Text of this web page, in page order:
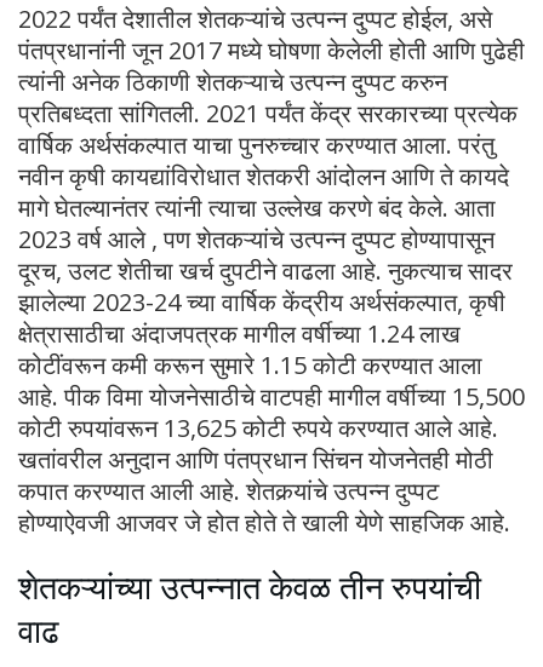
2022 पर्यंत देशातील शेतकऱ्यांचे उत्पन्न दुप्पट होईल, असे
पंतप्रधानांनी जून 2017 मध्ये घोषणा केलेली होती आणि पुढेही
त्यांनी अनेक ठिकाणी शेतकऱ्याचे उत्पन्न दुप्पट करुन
प्रतिबध्दता सांगितली. 2021 पर्यंत केंद्र सरकारच्या प्रत्येक
वार्षिक अर्थसंकल्पात याचा पुनरुच्चार करण्यात आला. परंतु
नवीन कृषी कायद्यांविरोधात शेतकरी आंदोलन आणि ते कायदे
मागे घेतल्यानंतर त्यांनी त्याचा उल्लेख करणे बंद केले. आता
2023 वर्ष आले , पण शेतकऱ्यांचे उत्पन्न दुप्पट होण्यापासून
दूरच, उलट शेतीचा खर्च दुपटीने वाढला आहे. नुकत्याच सादर
झालेल्या 2023-24 च्या वार्षिक केंद्रीय अर्थसंकल्पात, कृषी
क्षेत्रासाठीचा अंदाजपत्रक मागील वर्षीच्या 1.24 लाख
कोटींवरून कमी करून सुमारे 1.15 कोटी करण्यात आला
आहे. पीक विमा योजनेसाठीचे वाटपही मागील वर्षीच्या 15,500
कोटी रुपयांवरून 13,625 कोटी रुपये करण्यात आले आहे.
खतांवरील अनुदान आणि पंतप्रधान सिंचन योजनेतही मोठी
कपात करण्यात आली आहे. शेतकर्‍यांचे उत्पन्न दुप्पट
होण्याऐवजी आजवर जे होत होते ते खाली येणे साहजिक आहे.
शेतकऱ्यांच्या उत्पन्नात केवळ तीन रुपयांची
वाढ